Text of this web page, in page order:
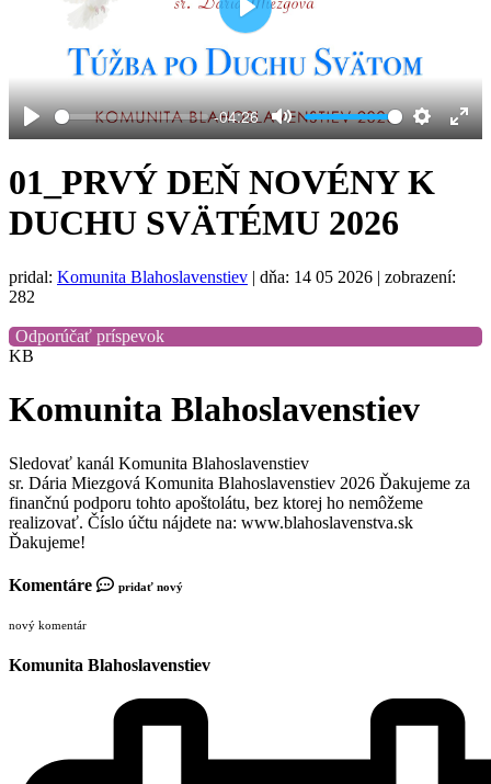
Play
-04:26
Mute Settings
Play
01_PRVÝ DEŇ NOVÉNY K
DUCHU SVÄTÉMU 2026
pridal: Komunita Blahoslavenstiev | dňa: 14 05 2026 | zobrazení:
282
Odporúčať príspevok
KB
Komunita Blahoslavenstiev
Sledovať kanál Komunita Blahoslavenstiev
sr. Dária Miezgová Komunita Blahoslavenstiev 2026 Ďakujeme za
finančnú podporu tohto apoštolátu, bez ktorej ho nemôžeme
realizovať. Číslo účtu nájdete na: www.blahoslavenstva.sk
Ďakujeme!
Komentáre pridať nový
nový komentár
Komunita Blahoslavenstiev